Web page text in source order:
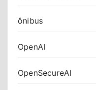
ônibus
OpenAI
OpenSecureAI